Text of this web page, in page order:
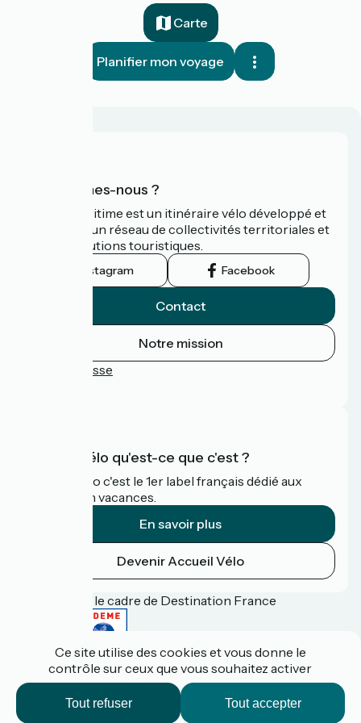
Carte
Planifier mon voyage
Qui sommes-nous ?
La Vélomaritime est un itinéraire vélo développé et
promu par un réseau de collectivités territoriales et
leurs institutions touristiques.
Instagram Facebook
Contact
Notre mission
Espace Presse
Accueil Vélo qu'est-ce que c'est ?
Accueil Vélo c'est le 1er label français dédié aux
cyclistes en vacances.
En savoir plus
Devenir Accueil Vélo
Financé dans le cadre de Destination France
Espace pro / presse
FAQ
Plan du site
Mentions légales
Ce site utilise des cookies et vous donne le
contrôle sur ceux que vous souhaitez activer
Tout accepter
Tout refuser